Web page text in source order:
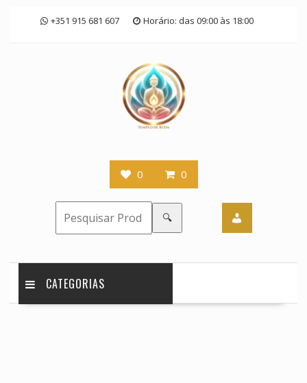
+351 915 681 607 Horário: das 09:00 às 18:00
0 0
🔍
CATEGORIAS